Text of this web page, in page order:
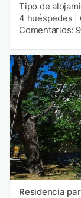
Tipo de
4 huéspedes
Comentarios: 9
Residencia